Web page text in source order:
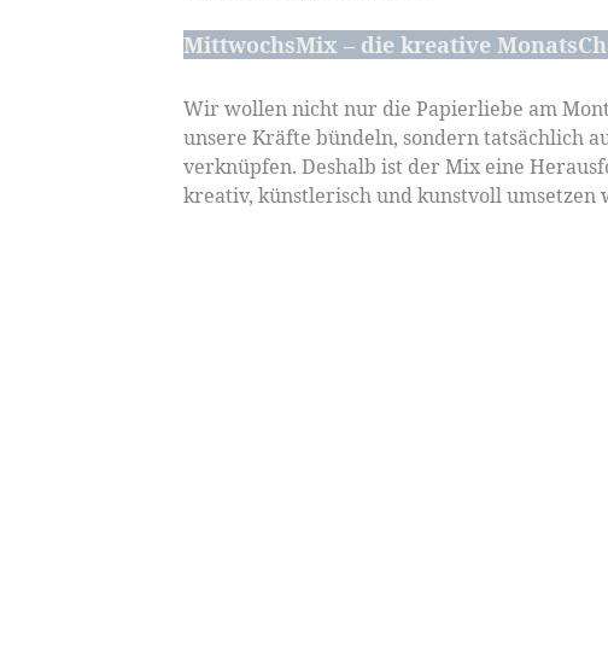
MittwochsMix – die kreative
Wir wollen nicht nur die Papierliebe am
unsere Kräfte bündeln, sondern tatsächlich
verknüpfen. Deshalb ist der Mix eine
kreativ, künstlerisch und kunstvoll